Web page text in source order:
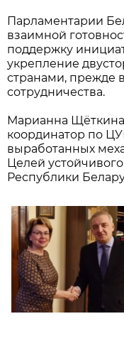
Парламентарии
взаимной
поддержку
укрепление
странами, прежде
сотрудничества.
Марианна
координатор по
выработанных
Целей
Республики